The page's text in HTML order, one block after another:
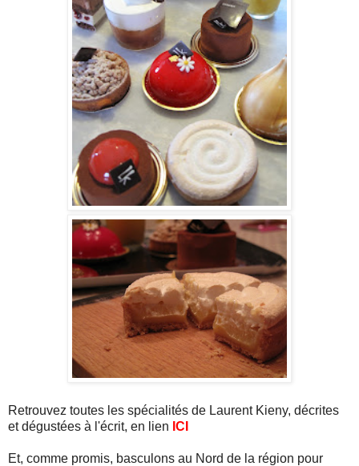
Retrouvez toutes les spécialités de Laurent Kieny, décrites
et dégustées à l'écrit, en lien ICI
Et, comme promis, basculons au Nord de la région pour